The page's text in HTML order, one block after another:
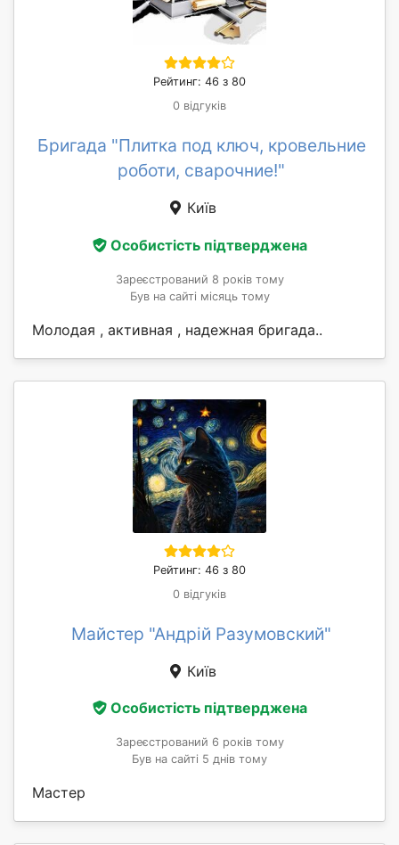
Рейтинг: 46 з 80
0 відгуків
Бригада "Плитка под ключ, кровельние
роботи, сварочние!"
Київ
Особистість підтверджена
Зареєстрований 8 років тому
Був на сайті місяць тому
Молодая , активная , надежная бригада..
Рейтинг: 46 з 80
0 відгуків
Майстер "Андрій Разумовский"
Київ
Особистість підтверджена
Зареєстрований 6 років тому
Був на сайті 5 днів тому
Мастер